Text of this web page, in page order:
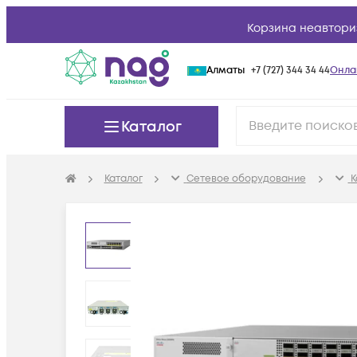
Корзина
Алматы +7 (727) 344 34 44
Каталог
Каталог Сетевое оборудование